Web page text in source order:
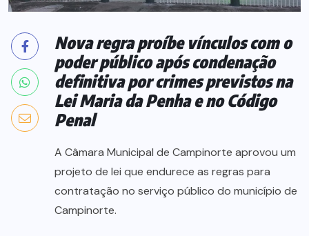
Nova regra proíbe vínculos com o
poder público após condenação
definitiva por crimes previstos na
Lei Maria da Penha e no Código
Penal
A Câmara Municipal de Campinorte aprovou um
projeto de lei que endurece as regras para
contratação no serviço público do município de
Campinorte.